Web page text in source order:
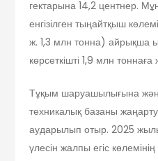
гектарына 14,2 центнер.
енгізілген тыңайтқыш
ж. 1,3 млн тонна) айрықша
көрсеткішті 1,9 млн
Тұқым шаруашылығына
техникалық базаны
аударылып отыр. 2025
үлесін жалпы егіс